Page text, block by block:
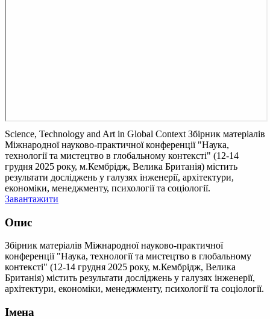
Science, Technology and Art in Global Context Збірник матеріалів
Міжнародної науково-практичної конференції "Наука,
технології та мистецтво в глобальному контексті" (12-14
грудня 2025 року, м.Кембрідж, Велика Британія) містить
результати досліджень у галузях інженерії, архітектури,
економіки, менеджменту, психології та соціології.
Завантажити
Опис
Збірник матеріалів Міжнародної науково-практичної
конференції "Наука, технології та мистецтво в глобальному
контексті" (12-14 грудня 2025 року, м.Кембрідж, Велика
Британія) містить результати досліджень у галузях інженерії,
архітектури, економіки, менеджменту, психології та соціології.
Імена